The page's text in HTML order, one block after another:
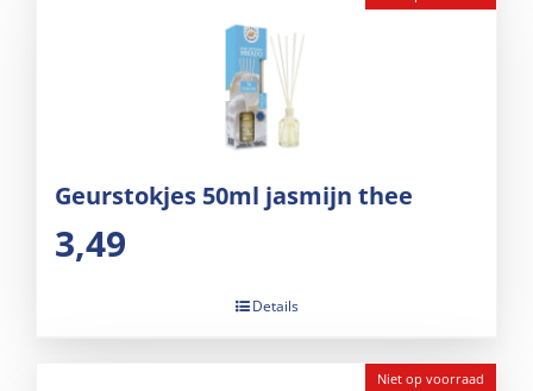
Geurstokjes 50ml jasmijn thee
3,49
Details
Niet op voorraad